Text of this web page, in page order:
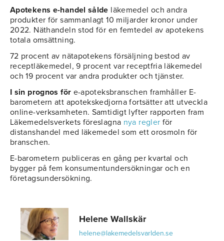
Apotekens e-handel sålde läkemedel och andra
produkter för sammanlagt 10 miljarder kronor under
2022. Näthandeln stod för en femtedel av apotekens
totala omsättning.
72 procent av nätapotekens försäljning bestod av
receptläkemedel, 9 procent var receptfria läkemedel
och 19 procent var andra produkter och tjänster.
I sin prognos för e-apoteksbranschen framhåller E-
barometern att apotekskedjorna fortsätter att utveckla
online-verksamheten. Samtidigt lyfter rapporten fram
Läkemedelsverkets föreslagna nya regler för
distanshandel med läkemedel som ett orosmoln för
branschen.
E-barometern publiceras en gång per kvartal och
bygger på fem konsumentundersökningar och en
företagsundersökning.
Helene Wallskär
helene@lakemedelsvarlden.se